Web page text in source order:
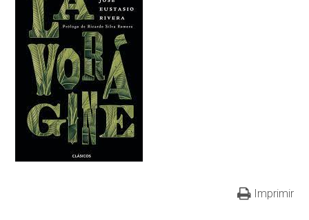
Imprimir